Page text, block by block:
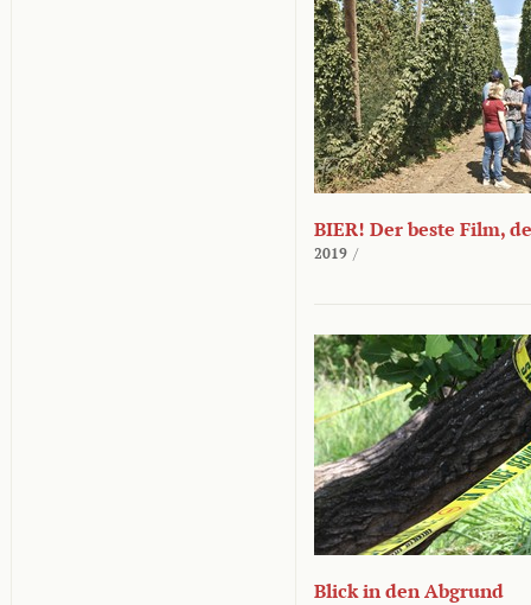
BIER! Der beste Film,
2019 /
Blick in den Abgrund